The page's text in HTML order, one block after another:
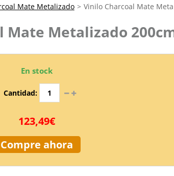
Mate Metalizado > Vinilo Charcoal Mate
Mate Metalizado
En stock
Cantidad:
123,49€
Compre ahora